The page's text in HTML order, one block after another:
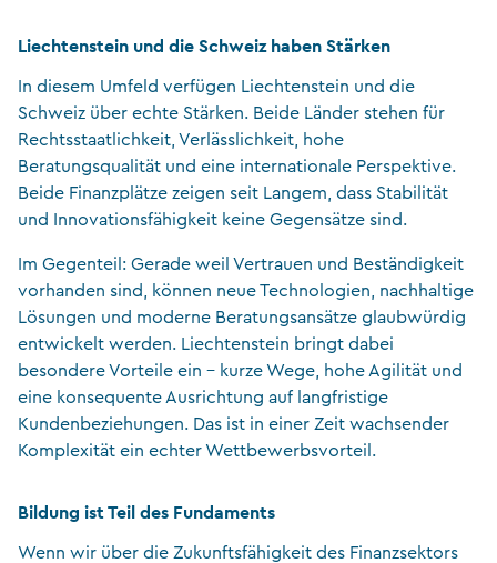
Liechtenstein und die Schweiz haben Stärken
In diesem Umfeld verfügen Liechtenstein und die
Schweiz über echte Stärken. Beide Länder stehen für
Rechtsstaatlichkeit, Verlässlichkeit, hohe
Beratungsqualität und eine internationale Perspektive.
Beide Finanzplätze zeigen seit Langem, dass Stabilität
und Innovationsfähigkeit keine Gegensätze sind.
Im Gegenteil: Gerade weil Vertrauen und Beständigkeit
vorhanden sind, können neue Technologien, nachhaltige
Lösungen und moderne Beratungsansätze glaubwürdig
entwickelt werden. Liechtenstein bringt dabei
besondere Vorteile ein – kurze Wege, hohe Agilität und
eine konsequente Ausrichtung auf langfristige
Kundenbeziehungen. Das ist in einer Zeit wachsender
Komplexität ein echter Wettbewerbsvorteil.
Bildung ist Teil des Fundaments
Wenn wir über die Zukunftsfähigkeit des Finanzsektors